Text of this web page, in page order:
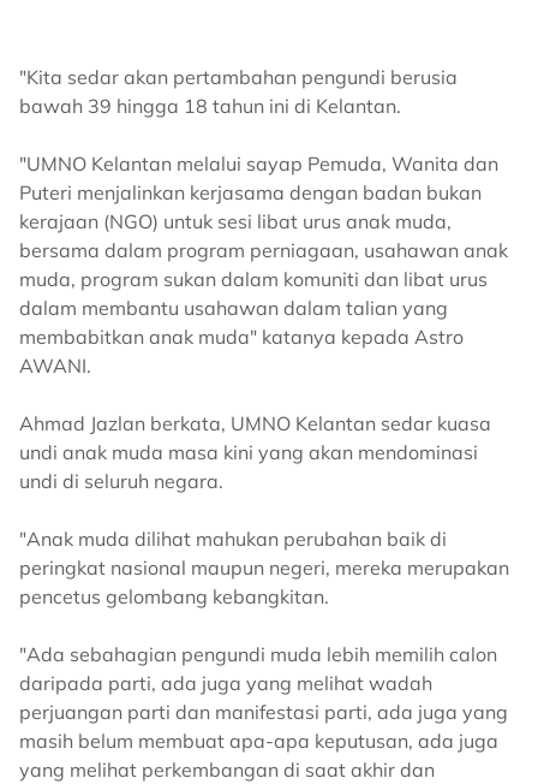
"Kita sedar akan pertambahan pengundi berusia
bawah 39 hingga 18 tahun ini di Kelantan.
"UMNO Kelantan melalui sayap Pemuda, Wanita dan
Puteri menjalinkan kerjasama dengan badan bukan
kerajaan (NGO) untuk sesi libat urus anak muda,
bersama dalam program perniagaan, usahawan anak
muda, program sukan dalam komuniti dan libat urus
dalam membantu usahawan dalam talian yang
membabitkan anak muda" katanya kepada Astro
AWANI.
Ahmad Jazlan berkata, UMNO Kelantan sedar kuasa
undi anak muda masa kini yang akan mendominasi
undi di seluruh negara.
"Anak muda dilihat mahukan perubahan baik di
peringkat nasional maupun negeri, mereka merupakan
pencetus gelombang kebangkitan.
"Ada sebahagian pengundi muda lebih memilih calon
daripada parti, ada juga yang melihat wadah
perjuangan parti dan manifestasi parti, ada juga yang
masih belum membuat apa-apa keputusan, ada juga
yang melihat perkembangan di saat akhir dan